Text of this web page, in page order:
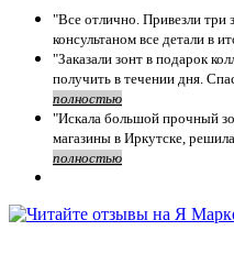
"Все отлично. Привезли три
консультаном все детали в
"Заказали зонт в подарок
получить в течении дня.
полностью
"Искала большой прочный
магазины в Иркутске,
полностью